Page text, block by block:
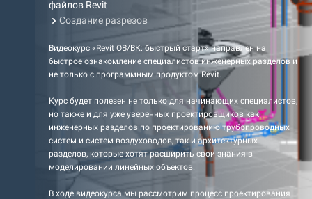
файлов Revit
Создание разрезов
Видеокурс «Revit ОВ/ВК: быстрый старт» направлен на
быстрое ознакомление специалистов инженерных разделов и
не только с программным продуктом Revit.
Курс будет полезен не только для начинающих специалистов,
но также и для уже уверенных проектировщиков как
инженерных разделов по проектированию трубопроводных
систем и систем воздуховодов, так и архитектурных
разделов, которые хотят расширить свои знания в
моделировании линейных объектов.
В ходе видеокурса мы рассмотрим процесс проектирования